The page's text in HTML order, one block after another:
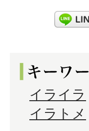
イライラ
イラトメ